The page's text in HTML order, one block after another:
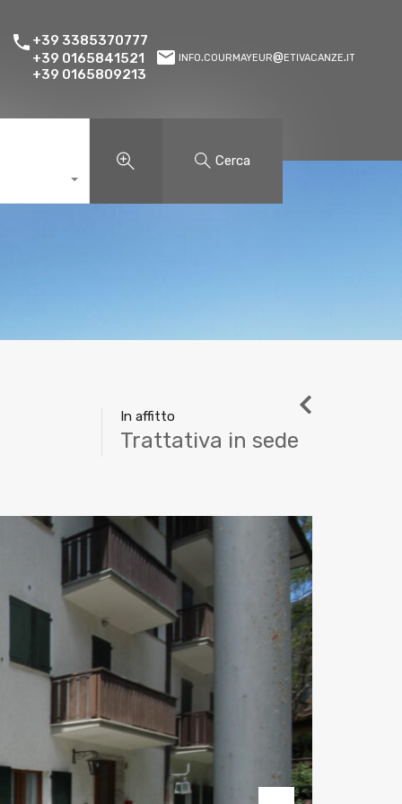
+39 3385370777
+39 0165841521
+39 0165809213
info.courmayeur@etivacanze.it
Cerca
In affitto
Trattativa in sede